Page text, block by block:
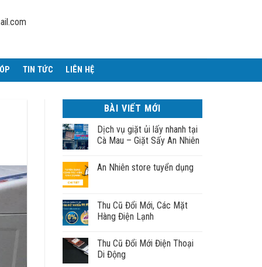
TIN TỨC LIÊN HỆ
BÀI VIẾT MỚI
Dịch vụ giặt ủi lấy nhanh tại
Cà Mau – Giặt Sấy An Nhiên
An Nhiên store tuyển dụng
Thu Cũ Đổi Mới, Các Mặt
Hàng Điện Lạnh
Thu Cũ Đổi Mới Điện Thoại
Di Động